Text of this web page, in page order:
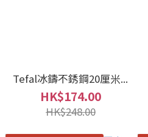
Tefal冰鑄不銹鋼20厘米...
HK$174.00
HK$248.00